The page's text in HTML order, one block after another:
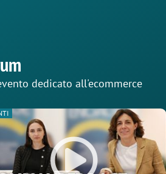
dedicato all'ecommerce